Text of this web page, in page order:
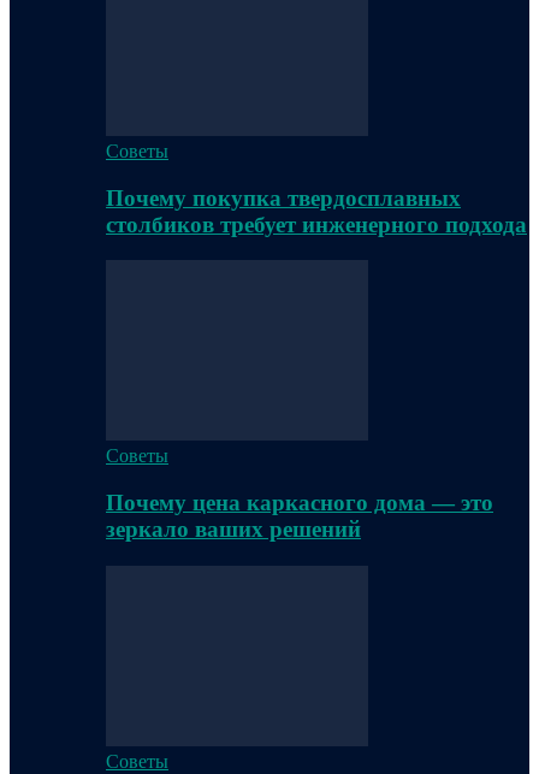
Советы
Почему покупка твердосплавных
столбиков требует инженерного подхода
Советы
Почему цена каркасного дома — это
зеркало ваших решений
Советы